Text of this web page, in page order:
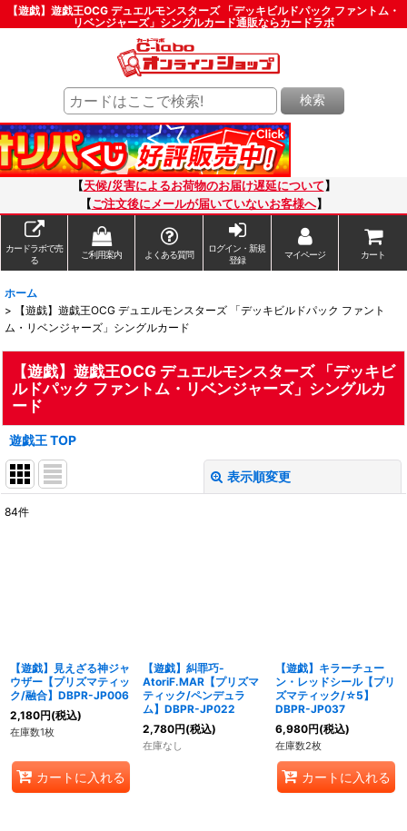
【遊戯】遊戯王OCG デュエルモンスターズ 「デッキビルドパック ファントム・
リベンジャーズ」シングルカード通販ならカードラボ
検索
【天候/災害によるお荷物のお届け遅延について 】
【ご注文後にメールが届いていないお客様へ】
カードラボで売
る
ご利用案内 よくある質問
ログイン・新規
登録
マイページ カート
ホーム
>
【遊戯】遊戯王OCG デュエルモンスターズ 「デッキビルドパック ファント
ム・リベンジャーズ」シングルカード
【遊戯】遊戯王OCG デュエルモンスターズ 「デッキビ
ルドパック ファントム・リベンジャーズ」シングルカ
ード
遊戯王 TOP
表示順変更
絞り込む
84件
【遊戯】見えざる神ジャ
ウザー【プリズマティッ
ク/融合】DBPR-JP006
2,180円(税込)
在庫数1枚
カートに入れる
【遊戯】糾罪巧-
AtoriF.MAR【プリズマ
ティック/ペンデュラ
ム】DBPR-JP022
2,780円(税込)
在庫なし
【遊戯】キラーチュー
ン・レッドシール【プリ
ズマティック/☆5】
DBPR-JP037
6,980円(税込)
在庫数2枚
カートに入れる